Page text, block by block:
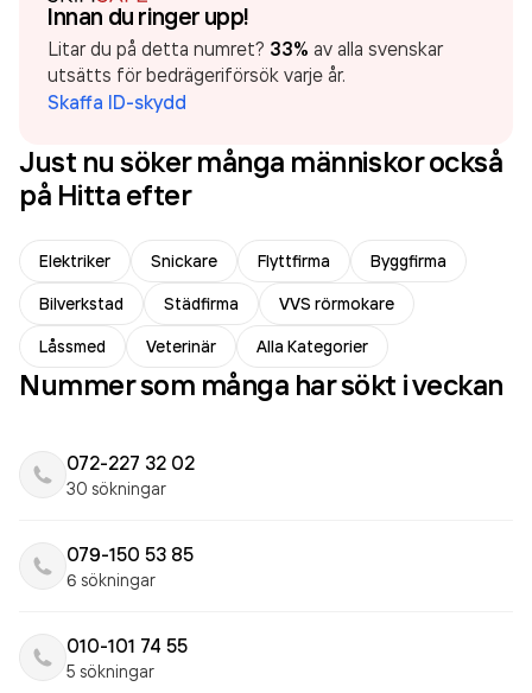
Innan du ringer upp!
Litar du på detta numret? 33% av alla svenskar
utsätts för bedrägeriförsök varje år.
Skaffa ID-skydd
Just nu söker många människor också
på Hitta efter
Elektriker Snickare Flyttfirma
Byggfirma
Bilverkstad
Städfirma
VVS rörmokare
Låssmed
Veterinär Alla Kategorier
Nummer som många har sökt i veckan
072-227 32 02
30 sökningar
079-150 53 85
6 sökningar
010-101 74 55
5 sökningar